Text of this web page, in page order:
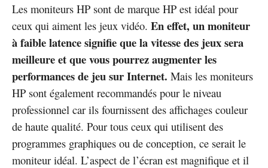
Les moniteurs HP sont de marque HP est idéal pour
ceux qui aiment les jeux vidéo. En effet, un moniteur
à faible latence signifie que la vitesse des jeux sera
meilleure et que vous pourrez augmenter les
performances de jeu sur Internet. Mais les moniteurs
HP sont également recommandés pour le niveau
professionnel car ils fournissent des affichages couleur
de haute qualité. Pour tous ceux qui utilisent des
programmes graphiques ou de conception, ce serait le
moniteur idéal. L’aspect de l’écran est magnifique et il